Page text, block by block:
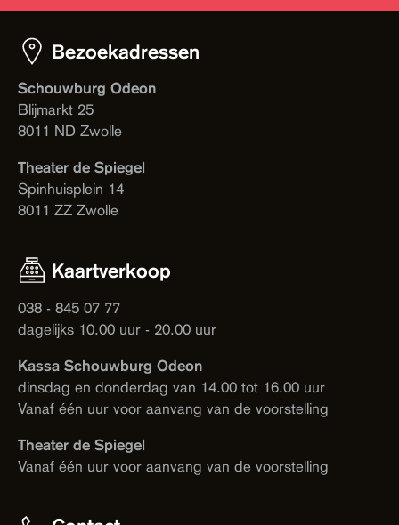
Bezoekadressen
Schouwburg Odeon
Blijmarkt 25
8011 ND Zwolle
Theater de Spiegel
Spinhuisplein 14
8011 ZZ Zwolle
Kaartverkoop
038 - 845 07 77
dagelijks 10.00 uur - 20.00 uur
Kassa Schouwburg Odeon
dinsdag en donderdag van 14.00 tot 16.00 uur
Vanaf één uur voor aanvang van de voorstelling
Theater de Spiegel
Vanaf één uur voor aanvang van de voorstelling